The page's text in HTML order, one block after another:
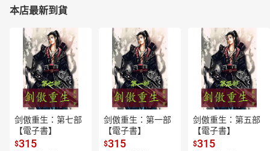
本店最新到貨
剑傲重生：第七部
【電子書】
$315
剑傲重生：第一部
【電子書】
$315
剑傲重生：第五部
【電子書】
$315